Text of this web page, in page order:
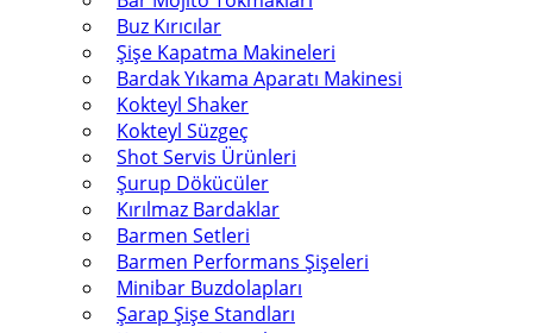
Buz Kırıcılar
Şişe Kapatma Makineleri
Bardak Yıkama Aparatı Makinesi
Kokteyl Shaker
Kokteyl Süzgeç
Shot Servis Ürünleri
Şurup Dökücüler
Kırılmaz Bardaklar
Barmen Setleri
Barmen Performans Şişeleri
Minibar Buzdolapları
Şarap Şişe Standları